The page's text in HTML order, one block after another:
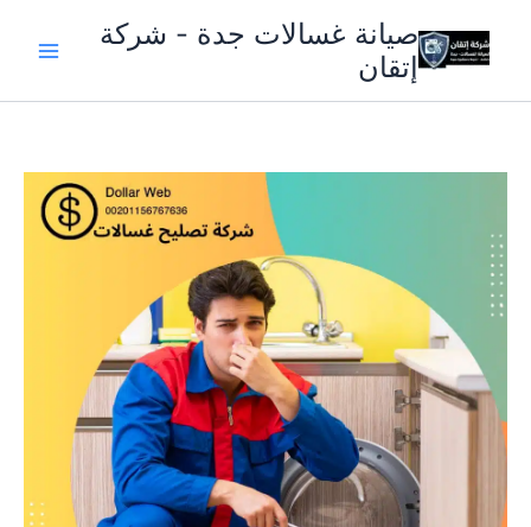
المحتوى
صيانة غسالات جدة - شركة
إتقان